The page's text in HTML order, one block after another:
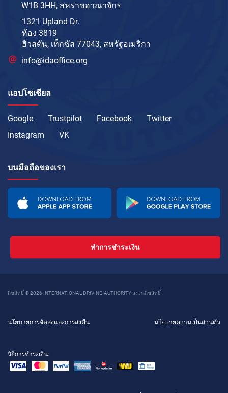
W1B 3HH, สหราชอาณาจักร
1321 Upland Dr.
ห้อง 3819
ฮิวสตัน, เท็กซัส 77043, สหรัฐอเมริกา
info@idaoffice.org
แอปโซเชียล
Google Trustpilot Facebook
Twitter
Instagram
VK
บนมือถือของเรา
ทำการชำระเงิน
ลิขสิทธิ์ © 2026 INTERNATIONAL DRIVING AUTHORITY สงวนลิขสิทธิ์
นโยบายการจัดส่งและการส่งคืน นโยบายความเป็นส่วนตัว
วิธีการชำระเงิน: